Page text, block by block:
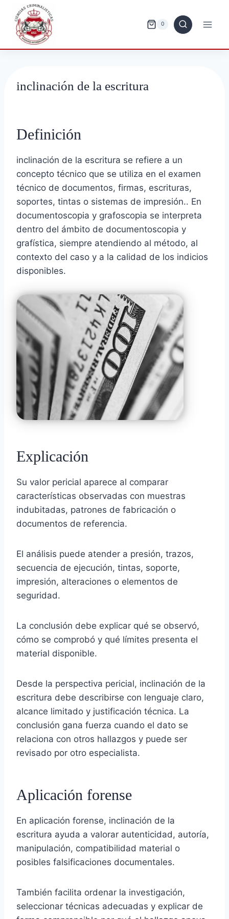
Saltar
contenido
0
inclinación de la escritura
Definición
inclinación de la escritura se refiere a un
concepto técnico que se utiliza en el examen
técnico de documentos, firmas, escrituras,
soportes, tintas o sistemas de impresión.. En
documentoscopia y grafoscopia se interpreta
dentro del ámbito de documentoscopia y
grafística, siempre atendiendo al método, al
contexto del caso y a la calidad de los indicios
disponibles.
Explicación
Su valor pericial aparece al comparar
características observadas con muestras
indubitadas, patrones de fabricación o
documentos de referencia.
El análisis puede atender a presión, trazos,
secuencia de ejecución, tintas, soporte,
impresión, alteraciones o elementos de
seguridad.
La conclusión debe explicar qué se observó,
cómo se comprobó y qué límites presenta el
material disponible.
Desde la perspectiva pericial, inclinación de la
escritura debe describirse con lenguaje claro,
alcance limitado y justificación técnica. La
conclusión gana fuerza cuando el dato se
relaciona con otros hallazgos y puede ser
revisado por otro especialista.
Aplicación forense
En aplicación forense, inclinación de la
escritura ayuda a valorar autenticidad, autoría,
manipulación, compatibilidad material o
posibles falsificaciones documentales.
También facilita ordenar la investigación,
seleccionar técnicas adecuadas y explicar de